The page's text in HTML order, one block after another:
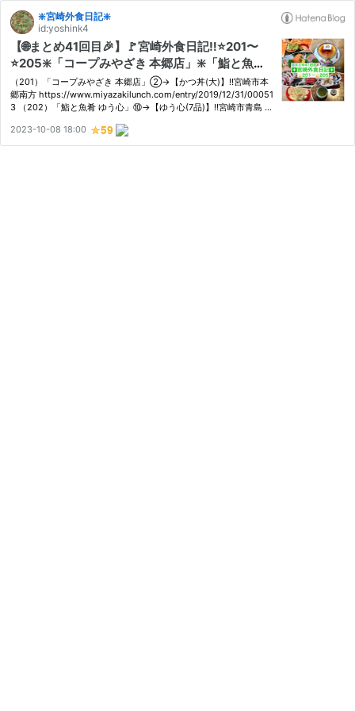
❇️宮崎外食日記❇️
id:yoshink4
【🌐まとめ41回目🎉】🚩宮崎外食日記‼️⭐️201〜
⭐️205❇️「コープみやざき 本郷店」❇️「鮨と魚肴
ゆう心」 ❇️「井上鯉・鮮魚店」❇️「海鮮茶屋 うを
佐」❇️「asaBAKE&COFFEE（アサベイクコーヒ
ー）」
（201）「コープみやざき 本郷店」②→【かつ丼(大)】‼️宮崎市本
郷南方 https://www.miyazakilunch.com/entry/2019/12/31/00051
3 （202）「鮨と魚肴 ゆう心」⑩→【ゆう心(7品)】‼️宮崎市青島 ht
3）「井上鯉・鮮魚店」→【刺身の盛り合わせ】‼️宮崎市清武町 htt
ps://w…
2023-10-08 18:00